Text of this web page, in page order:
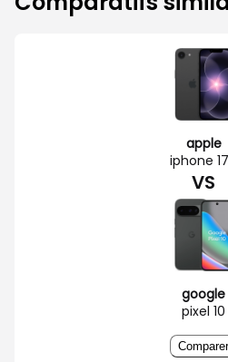
apple
iphone
VS
google
pixel 10
Comparer